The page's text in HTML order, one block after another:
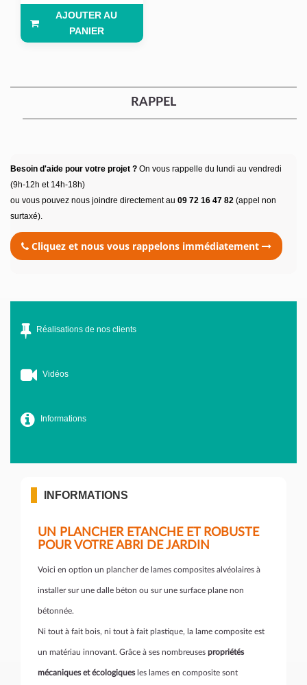
AJOUTER AU
PANIER
RAPPEL
Besoin d'aide pour votre projet ? On vous rappelle du lundi au vendredi
(9h-12h et 14h-18h)
ou vous pouvez nous joindre directement au 09 72 16 47 82 (appel non
surtaxé).
Cliquez et nous vous rappelons immédiatement
Réalisations de nos clients
Vidéos
Informations
INFORMATIONS
UN PLANCHER ETANCHE ET ROBUSTE
POUR VOTRE ABRI DE JARDIN
Voici en option un plancher de lames composites alvéolaires à
installer sur une dalle béton ou sur une surface plane non
bétonnée.
Ni tout à fait bois, ni tout à fait plastique, la lame composite est
un matériau innovant. Grâce à ses nombreuses propriétés
mécaniques et écologiquesles lames en composite sont